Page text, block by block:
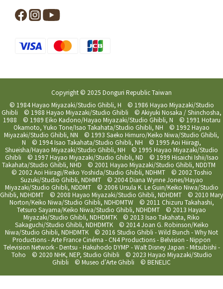
Copyright © 2025 Donguri Republic Taiwan
© 1984 Hayao Miyazaki/Studio Ghibli, H © 1986 Hayao Miyazaki/Studio
Ghibli © 1988 Hayao Miyazaki/Studio Ghibli © Akiyuki Nosaka / Shinchosha,
1988 © 1989 Eiko Kadono/Hayao Miyazaki/Studio Ghibli, N © 1991 Hotaru
Okamoto, Yuko Tone/Isao Takahata/Studio Ghibli, NH © 1992 Hayao
Miyazaki/Studio Ghibli, NN © 1993 Saeko Himuro/Keiko Niwa/Studio Ghibli,
N © 1994 Isao Takahata/Studio Ghibli, NH © 1995 Aoi Hiiragi,
Shueisha/Hayao Miyazaki/Studio Ghibli, NH © 1995 Hayao Miyazaki/Studio
Ghibli © 1997 Hayao Miyazaki/Studio Ghibli, ND © 1999 Hisaichi Ishii/Isao
Takahata/Studio Ghibli, NHD © 2001 Hayao Miyazaki/Studio Ghibli, NDDTM
© 2002 Aoi Hiiragi/Reiko Yoshida/Studio Ghibli, NDHMT © 2002 Toshio
Suzuki/Studio Ghibli, NDHMT © 2004 Diana Wynne Jones/Hayao
Miyazaki/Studio Ghibli, NDDMT © 2006 Ursula K. Le Guin/Keiko Niwa/Studio
Ghibli, NDHDMT © 2008 Hayao Miyazaki/Studio Ghibli, NDHDMT © 2010 Mary
Norton/Keiko Niwa/Studio Ghibli, NDHDMTW © 2011 Chizuru Takahashi,
Tetsuro Sayama/Keiko Niwa/Studio Ghibli, NDHDMT © 2013 Hayao
Miyazaki/Studio Ghibli, NDHDMTK © 2013 Isao Takahata, Riko
Sakaguchi/Studio Ghibli, NDHDMTK © 2014 Joan G. Robinson/Keiko
Niwa/Studio Ghibli, NDHDMTK © 2016 Studio Ghibli - Wild Bunch - Why Not
Productions - Arte France Cinéma - CN4 Productions - Belvision - Nippon
Television Network - Dentsu - Hakuhodo DYMP - Walt Disney Japan - Mitsubishi -
Toho © 2020 NHK, NEP, Studio Ghibli © 2023 Hayao Miyazaki/Studio
Ghibli © Museo d'Arte Ghibli © BENELIC